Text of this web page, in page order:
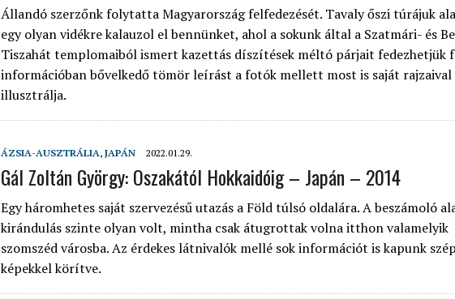
Állandó szerzőnk folytatta Magyarország felfedezését. Tavaly őszi túrájuk
egy olyan vidékre kalauzol el bennünket, ahol a sokunk által a Szatmári- és
Tiszahát templomaiból ismert kazettás díszítések méltó párjait fedezhetjük
információban bővelkedő tömör leírást a fotók mellett most is saját rajzaival
illusztrálja.
ÁZSIA-AUSZTRÁLIA, JAPÁN 2022.01.29.
Gál Zoltán György: Oszakától Hokkaidóig – Japán – 2014
Egy háromhetes saját szervezésű utazás a Föld túlsó oldalára. A beszámoló
kirándulás szinte olyan volt, mintha csak átugrottak volna itthon valamelyik
szomszéd városba. Az érdekes látnivalók mellé sok információt is kapunk szép
képekkel körítve.